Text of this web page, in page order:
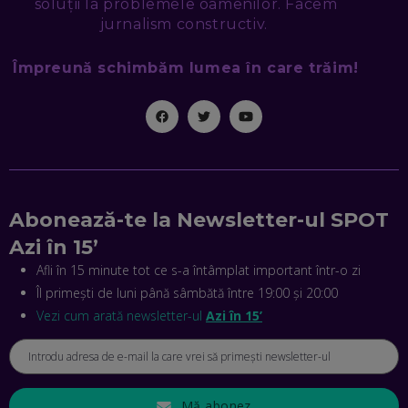
LA JOB! CUM DEMONSTREZI ABILITĂȚI ȘI CÂȘTIGI PREMII
ANTONIO ENACHE, SENSE4FIT: CUM TE AJUTĂ
CRISTIAN GROZEA, BEEFAST: PREGĂTIM CEL MAI BUN
REVOLUȚIONA LIVRĂRILE RAPIDE, DIN ROMÂNIA PÂNĂ ÎN
ASIA
ANDREI NICOARĂ, EXPERT ÎN E-GUVERNARE: N-O SĂ NE
MAI MEARGĂ PREA MULT CU MANȚOGĂRII! DACĂ NU NE
RESPECTĂM OBLIGAȚIILE EUROPENE, VOM AVEA
PROBLEME
EP. 42
soluții la problemele oamenilor. Facem
jurnalism constructiv.
Împreună schimbăm lumea în care trăim!
Abonează-te la Newsletter-ul SPOT
Azi în 15’
Afli în 15 minute tot ce s-a întâmplat important într-o zi
Îl primești de luni până sâmbătă între 19:00 și 20:00
Vezi cum arată newsletter-ul Azi în 15’